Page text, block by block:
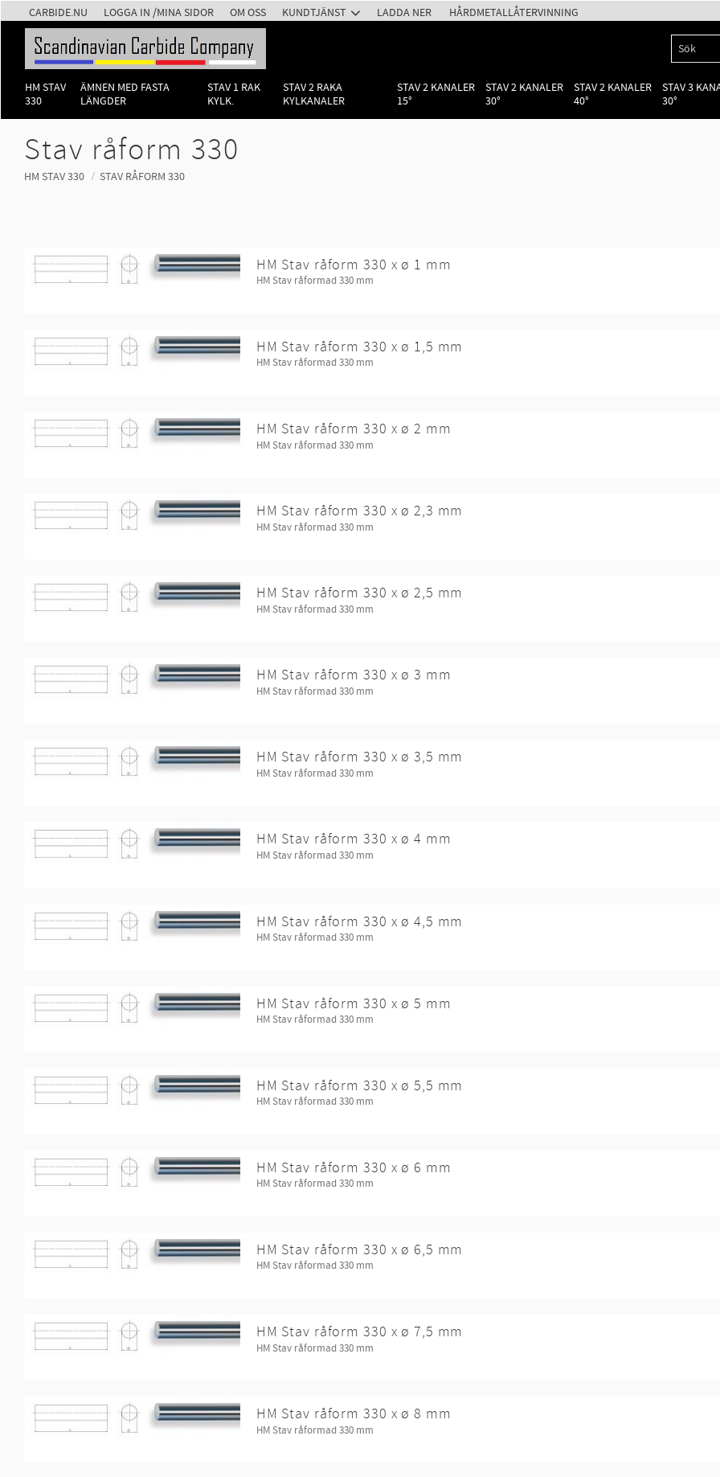
CARBIDE.NU LOGGA IN /MINA SIDOR OM OSS KUNDTJÄNST LADDA NER HÅRDMETALLÅTERVINNING
HM STAV
330
ÄMNEN MED FASTA
LÄNGDER
STAV 1 RAK
KYLK.
STAV 2 RAKA
KYLKANALER
STAV 2 KANALER
15°
STAV 2 KANALER
30°
STAV 2 KANALER
40°
STAV 3
30°
Stav råform 330
HM STAV 330 STAV RÅFORM 330
HM Stav råform 330 x ø 1 mm
HM Stav råformad 330 mm
HM Stav råform 330 x ø 1,5 mm
HM Stav råformad 330 mm
HM Stav råform 330 x ø 2 mm
HM Stav råformad 330 mm
HM Stav råform 330 x ø 2,3 mm
HM Stav råformad 330 mm
HM Stav råform 330 x ø 2,5 mm
HM Stav råformad 330 mm
HM Stav råform 330 x ø 3 mm
HM Stav råformad 330 mm
HM Stav råform 330 x ø 3,5 mm
HM Stav råformad 330 mm
HM Stav råform 330 x ø 4 mm
HM Stav råformad 330 mm
HM Stav råform 330 x ø 4,5 mm
HM Stav råformad 330 mm
HM Stav råform 330 x ø 5 mm
HM Stav råformad 330 mm
HM Stav råform 330 x ø 5,5 mm
HM Stav råformad 330 mm
HM Stav råform 330 x ø 6 mm
HM Stav råformad 330 mm
HM Stav råform 330 x ø 6,5 mm
HM Stav råformad 330 mm
HM Stav råform 330 x ø 7,5 mm
HM Stav råformad 330 mm
HM Stav råform 330 x ø 8 mm
HM Stav råformad 330 mm